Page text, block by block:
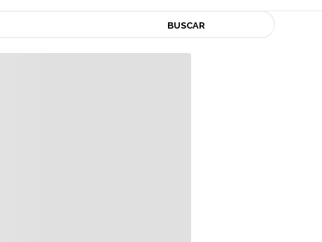
BUSCAR